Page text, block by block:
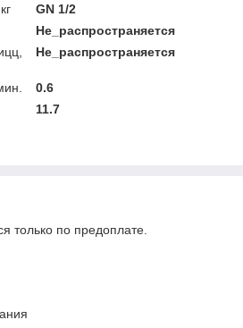
GN 1/2
Не_распространяется
Не_распространяется
0.6
11.7
только по предоплате.